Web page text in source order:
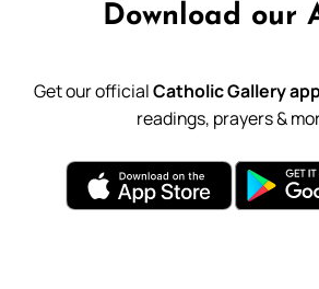
Download our
Get our officialCatholic Gallery
readings, prayers &